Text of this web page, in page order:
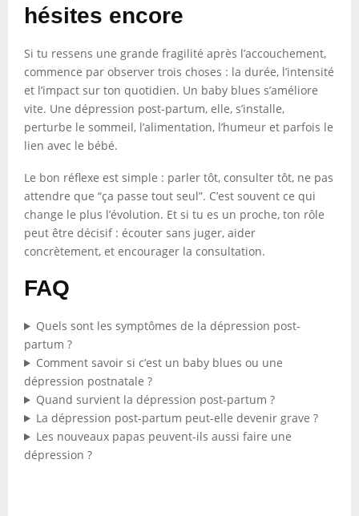
hésites encore
Si tu ressens une grande fragilité après l’accouchement,
commence par observer trois choses : la durée, l’intensité
et l’impact sur ton quotidien. Un baby blues s’améliore
vite. Une dépression post-partum, elle, s’installe,
perturbe le sommeil, l’alimentation, l’humeur et parfois le
lien avec le bébé.
Le bon réflexe est simple : parler tôt, consulter tôt, ne pas
attendre que “ça passe tout seul”. C’est souvent ce qui
change le plus l’évolution. Et si tu es un proche, ton rôle
peut être décisif : écouter sans juger, aider
concrètement, et encourager la consultation.
FAQ
Quels sont les symptômes de la dépression post-
partum ?
Comment savoir si c’est un baby blues ou une
dépression postnatale ?
Quand survient la dépression post-partum ?
La dépression post-partum peut-elle devenir grave ?
Les nouveaux papas peuvent-ils aussi faire une
dépression ?